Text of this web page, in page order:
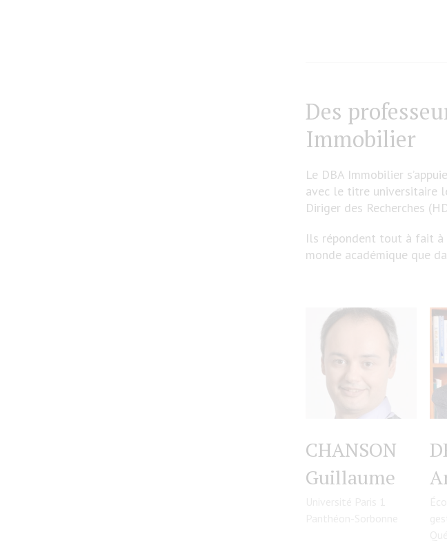
Des
Immobilier
Le DBA Immobilier
avec le titre universitaire
Diriger des Recherches
Ils répondent tout à fait à
monde académique que
CHANSON
Guillaume